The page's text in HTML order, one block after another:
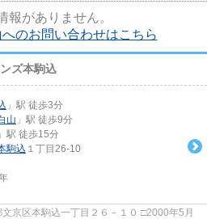
報がありません。
のお問い合わせはこちら
ズ本駒込
」駅 徒歩3分
山 」駅 徒歩9分
」駅 徒歩15分
駒込 １丁目26-10